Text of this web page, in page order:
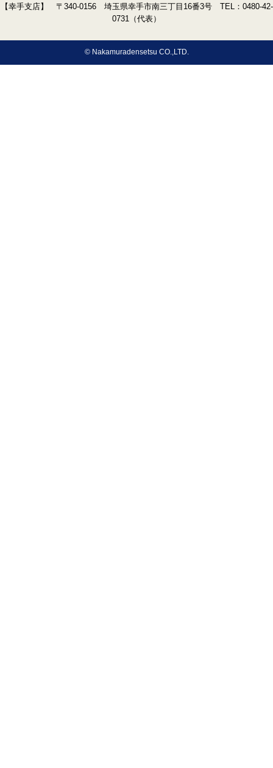
【幸手支店】 〒340-0156 埼玉県幸手市南三丁目16番3号 TEL： 0480-42-
0731
（代表）
© Nakamuradensetsu CO.,LTD.